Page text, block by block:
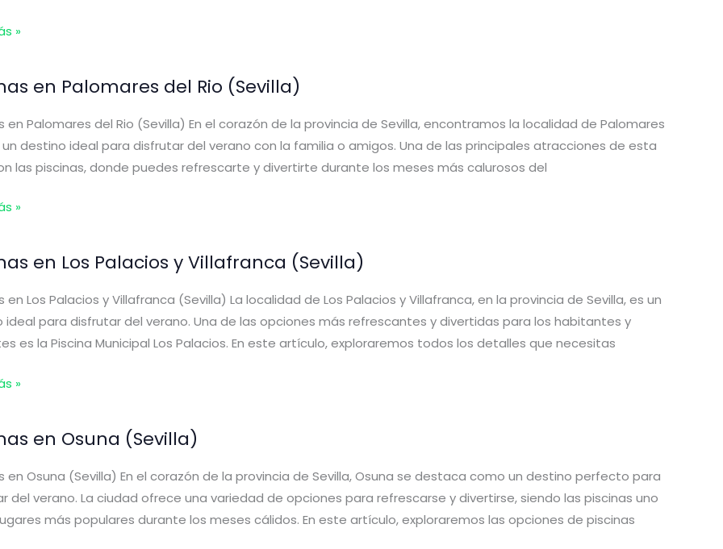
»
en Palomares del Rio (Sevilla)
en Palomares del Rio (Sevilla) En el corazón de la provincia de Sevilla, encontramos la localidad de Palomares
un destino ideal para disfrutar del verano con la familia o amigos. Una de las principales atracciones de esta
las piscinas, donde puedes refrescarte y divertirte durante los meses más calurosos del
»
en Los Palacios y Villafranca (Sevilla)
en Los Palacios y Villafranca (Sevilla) La localidad de Los Palacios y Villafranca, en la provincia de Sevilla, es un
ideal para disfrutar del verano. Una de las opciones más refrescantes y divertidas para los habitantes y
es la Piscina Municipal Los Palacios. En este artículo, exploraremos todos los detalles que necesitas
»
en Osuna (Sevilla)
en Osuna (Sevilla) En el corazón de la provincia de Sevilla, Osuna se destaca como un destino perfecto para
del verano. La ciudad ofrece una variedad de opciones para refrescarse y divertirse, siendo las piscinas uno
más populares durante los meses cálidos. En este artículo, exploraremos las opciones de piscinas